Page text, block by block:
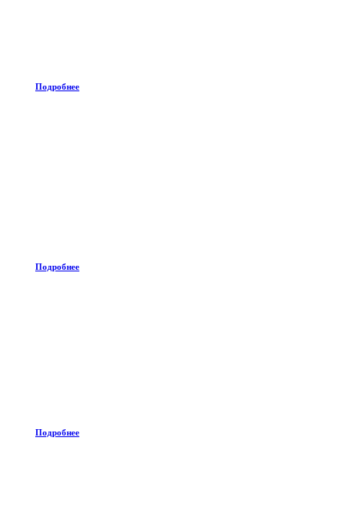
Подробнее
Подробнее
Подробнее